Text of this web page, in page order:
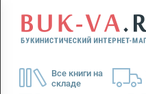
Все книги на
складе
Menu